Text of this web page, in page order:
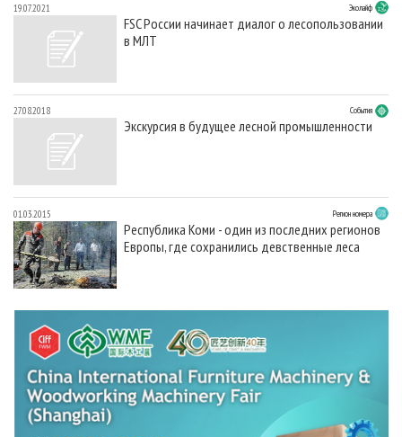
19.07.2021 Эколайф
FSC России начинает диалог о лесопользовании
в МЛТ
27.08.2018 События
Экскурсия в будущее лесной промышленности
01.03.2015 Регион номера
Республика Коми - один из последних регионов
Европы, где сохранились девственные леса